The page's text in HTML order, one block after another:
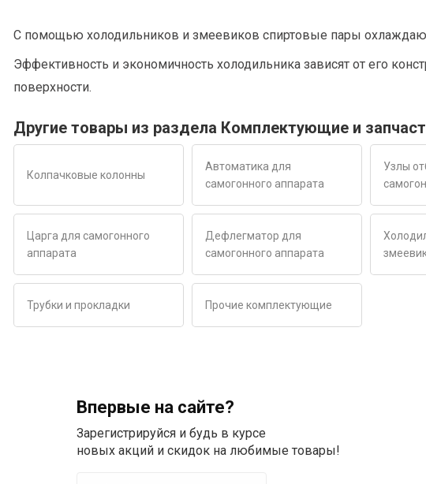
С помощью холодильников и змеевиков спиртовые пары
Эффективность и экономичность холодильника зависят от его
поверхности.
Другие товары из раздела Комплектующие и
Колпачковые колонны
Автоматика для
самогонного аппарата
Узлы
Царга для самогонного
аппарата
Дефлегматор для
самогонного аппарата
Трубки и прокладки Прочие комплектующие
Впервые на сайте?
Зарегистрируйся и будь в курсе
новых акций и скидок на любимые товары!